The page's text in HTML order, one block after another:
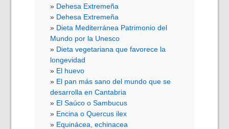
Dehesa Extremeña
Dehesa Extremeña
Dieta Mediterránea Patrimonio del
Mundo por la Unesco
Dieta vegetariana que favorece la
longevidad
El huevo
El pan más sano del mundo que se
desarrolla en Cantabria
El Saúco o Sambucus
Encina o Quercus ilex
Equinácea, echinacea